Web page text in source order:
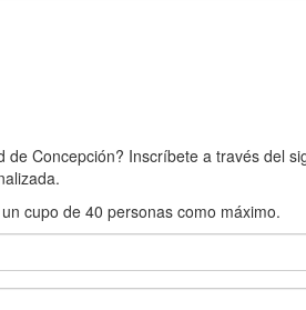
Concepción? Inscríbete a través del
cupo de 40 personas como máximo.